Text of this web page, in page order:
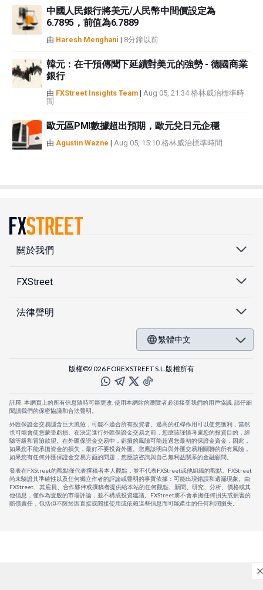
中國人民銀行將美元/人民幣中間價設定為
6.7895，前值為6.7889
由 Haresh Menghani | 8分鐘以前
韓元：在干預傳聞下延續對美元的強勢 - 德國商業
銀行
由 FXStreet Insights Team | Aug 05, 21:34 格林威治標準時
間
歐元區PMI數據超出預期，歐元兌日元企穩
由 Agustin Wazne | Aug 05, 15:10 格林威治標準時間
關於我們
FXStreet
法律聲明
繁體中文
版權©2026 FOREXSTREET S.L.版權所有
註釋: 本網頁上的所有信息隨時可能更改. 使用本網站的瀏覽者必須接受我們的用戶協議. 請仔細
閱讀我們的保密協議和合法聲明。
外匯保證金交易隱含巨大風險，可能不適合所有投資者。過高的杠桿作用可以使您獲利，當然
也可能會使您蒙受虧損。在決定進行外匯保證金交易之前，您應該謹慎考慮您的投資目的，經
驗等級和冒險欲望。在外匯保證金交易中，虧損的風險可能超過您最初的保證金資金，因此，
如果您不能承擔資金的損失，最好不要投資外匯。您應該明白與外匯交易相關聯的所有風險，
如果您有任何外匯保證金交易方面的問題，您應該咨詢與自己無利益關系的金融顧問。
發表在FXStreet的觀點僅代表撰稿者本人觀點，並不代表FXStreet或他組織的觀點。FXStreet
尚未驗證其準確性以及任何獨立作者的評論或聲明的事實依據：可能出現錯誤和遺漏現象。由
FXStreet、其雇員、合作夥伴或撰稿者提供給本站的任何觀點、新聞、研究、分析、價格或其
他信息，僅作為壹般的市場評論，並不構成投資建議。FXStreet將不會承擔任何損失或損害的
賠償責任，包括但不限於因直接或間接使用或依賴這些信息而可能產生的任何利潤損失。